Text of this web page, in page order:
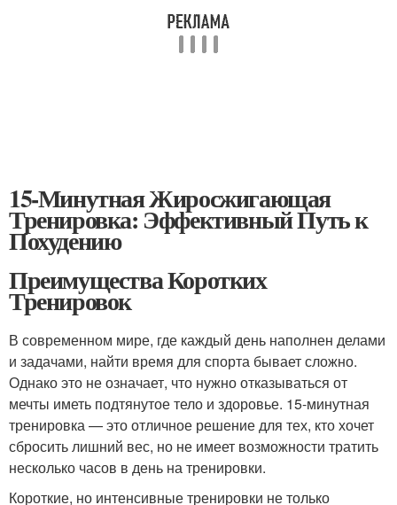
15-Минутная Жиросжигающая
Тренировка: Эффективный Путь к
Похудению
Преимущества Коротких
Тренировок
В современном мире, где каждый день наполнен делами
и задачами, найти время для спорта бывает сложно.
Однако это не означает, что нужно отказываться от
мечты иметь подтянутое тело и здоровье. 15-минутная
тренировка — это отличное решение для тех, кто хочет
сбросить лишний вес, но не имеет возможности тратить
несколько часов в день на тренировки.
Короткие, но интенсивные тренировки не только